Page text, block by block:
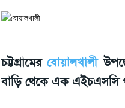
চট্টগ্রামেরবোয়ালখালী
বাড়ি থেকে এক এইচএসসি